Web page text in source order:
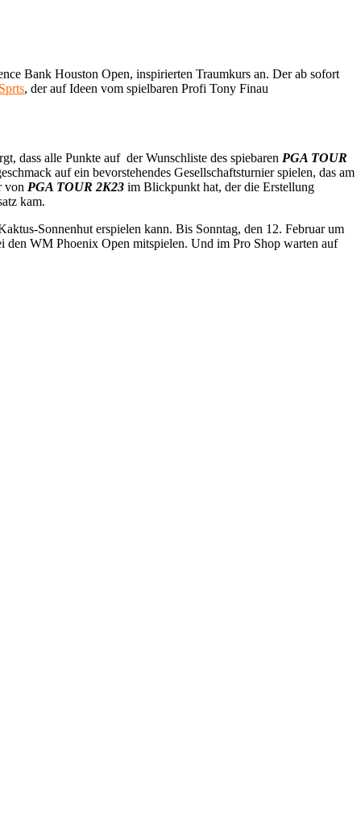
Bank Houston Open, inspirierten Traumkurs an. Der ab sofort
, der auf Ideen vom spielbaren Profi Tony Finau
dass alle Punkte auf der Wunschliste des spiebaren PGA TOUR
auf ein bevorstehendes Gesellschaftsturnier spielen, das am
von PGA TOUR 2K23 im Blickpunkt hat, der die Erstellung
kam.
Sonnenhut erspielen kann. Bis Sonntag, den 12. Februar um
WM Phoenix Open mitspielen. Und im Pro Shop warten auf